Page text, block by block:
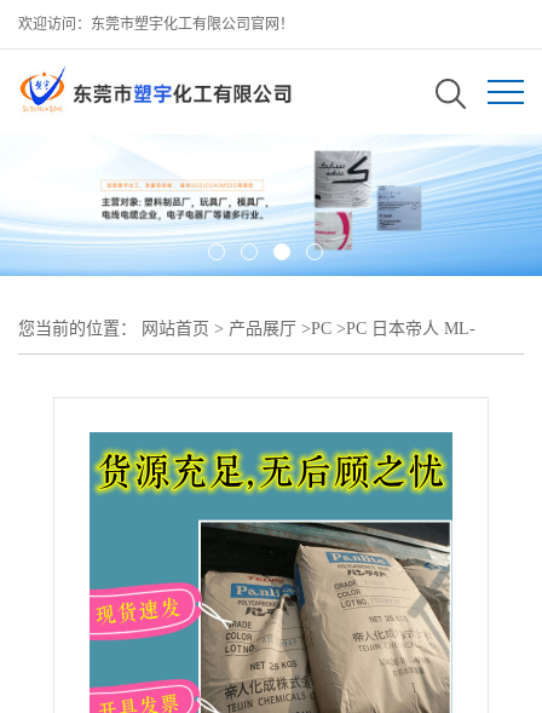
欢迎访问：东莞市塑宇化工有限公司官网！
您当前的位置： 网站首页 > 产品展厅 >PC >PC 日本帝人 ML-